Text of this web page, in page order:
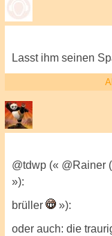
Lasst ihm seinen
@tdwp (« @Rainer
»):
brüller
»):
oder auch: die